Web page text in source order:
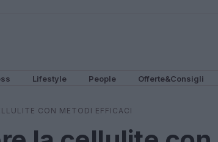
Lifestyle People Offerte&Consigli
CON METODI EFFICACI